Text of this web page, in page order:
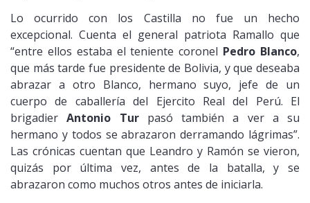
Lo ocurrido con los Castilla no fue un hecho
excepcional. Cuenta el general patriota Ramallo que
“entre ellos estaba el teniente coronel Pedro Blanco,
que más tarde fue presidente de Bolivia, y que deseaba
abrazar a otro Blanco, hermano suyo, jefe de un
cuerpo de caballería del Ejercito Real del Perú. El
brigadierAntonio Turpasó también a ver a su
hermano y todos se abrazaron derramando lágrimas”.
Las crónicas cuentan que Leandro y Ramón se vieron,
quizás por última vez, antes de la batalla, y se
abrazaron como muchos otros antes de iniciarla.